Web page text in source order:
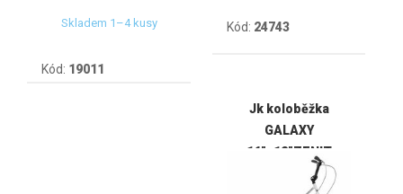
Skladem 1–4 kusy
Kód: 19011
Kód: 24743
Jk koloběžka
GALAXY
16"+12"ZENIT
stříbrno/černá